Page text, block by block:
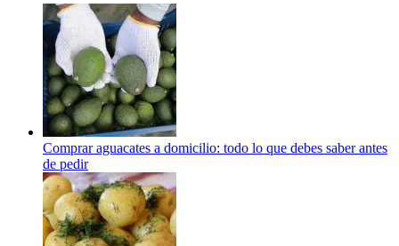
Comprar aguacates a domicilio: todo lo que debes saber antes
de pedir